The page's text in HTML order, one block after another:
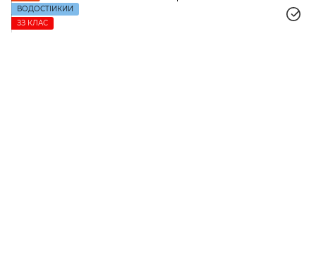
ВОДОСТІЙКИЙ
ЗЗ КЛАС